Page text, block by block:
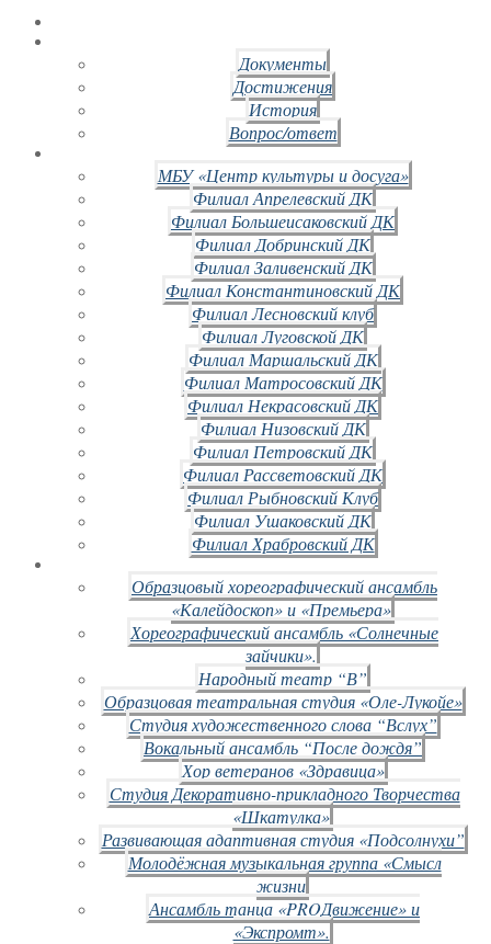
Документы
Достижения
История
Вопрос/ответ
МБУ «Центр культуры и досуга»
Филиал Апрелевский ДК
Филиал Большеисаковский ДК
Филиал Добринский ДК
Филиал Заливенский ДК
Филиал Константиновский ДК
Филиал Лесновский клуб
Филиал Луговской ДК
Филиал Маршальский ДК
Филиал Матросовский ДК
Филиал Некрасовский ДК
Филиал Низовский ДК
Филиал Петровский ДК
Филиал Рассветовский ДК
Филиал Рыбновский Клуб
Филиал Ушаковский ДК
Филиал Храбровский ДК
Образцовый хореографический ансамбль
«Калейдоскоп» и «Премьера»
Хореографический ансамбль «Солнечные
зайчики».
Народный театр “В”
Образцовая театральная студия «Оле-Лукойе»
Студия художественного слова “Вслух”
Вокальный ансамбль “После дождя”
Хор ветеранов «Здравица»
Студия Декоративно-прикладного Творчества
«Шкатулка»
Развивающая адаптивная студия «Подсолнухи”
Молодёжная музыкальная группа «Смысл
жизни
Ансамбль танца «PROДвижение» и
«Экспромт».